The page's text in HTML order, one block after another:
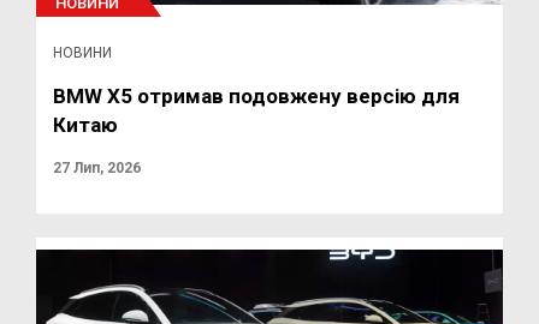
НОВИНИ
BMW X5 отримав подовжену версію для
Китаю
27 Лип, 2026